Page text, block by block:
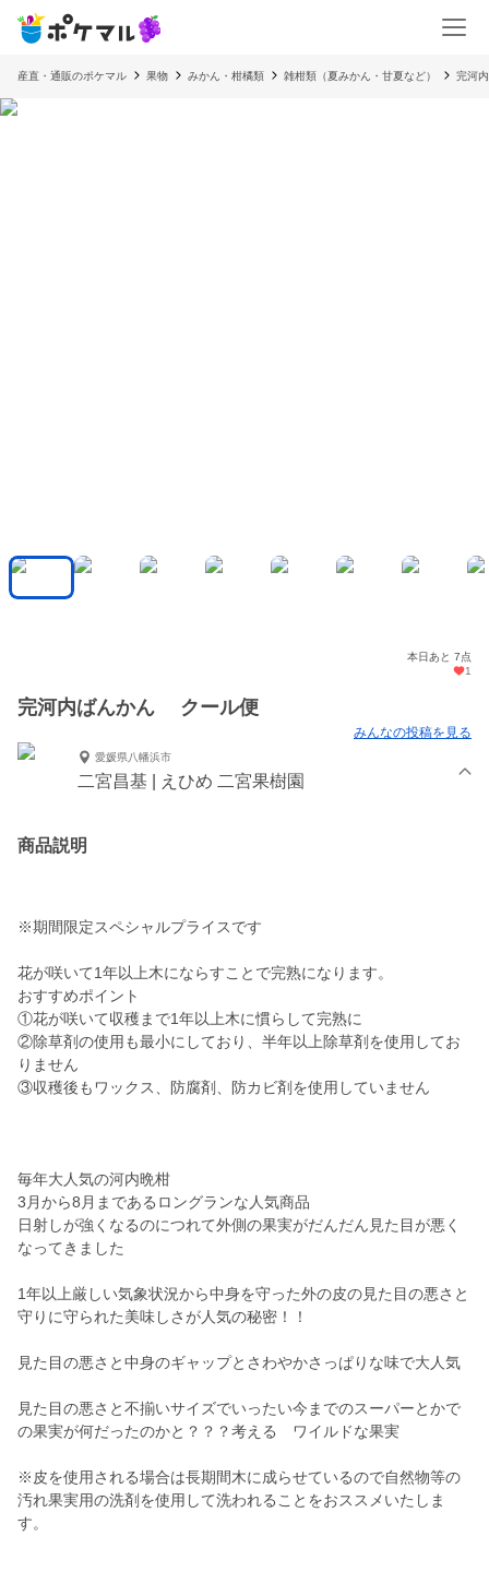
産直・通販のポケマル 果物 みかん・柑橘類 雑柑類（夏みかん・甘夏など） 完河
本日あと 7点
1
完河内ばんかん クール便
みんなの投稿を見る
愛媛県八幡浜市
二宮昌基 | えひめ 二宮果樹園
商品説明
※期間限定スペシャルプライスです
花が咲いて1年以上木にならすことで完熟になります。
おすすめポイント
①花が咲いて収穫まで1年以上木に慣らして完熟に
②除草剤の使用も最小にしており、半年以上除草剤を使用してお
りません
③収穫後もワックス、防腐剤、防カビ剤を使用していません
毎年大人気の河内晩柑
3月から8月まであるロングランな人気商品
日射しが強くなるのにつれて外側の果実がだんだん見た目が悪く
なってきました
1年以上厳しい気象状況から中身を守った外の皮の見た目の悪さと
守りに守られた美味しさが人気の秘密！！
見た目の悪さと中身のギャップとさわやかさっぱりな味で大人気
見た目の悪さと不揃いサイズでいったい今までのスーパーとかで
の果実が何だったのかと？？？考える ワイルドな果実
※皮を使用される場合は長期間木に成らせているので自然物等の
汚れ果実用の洗剤を使用して洗われることをおススメいたしま
す。